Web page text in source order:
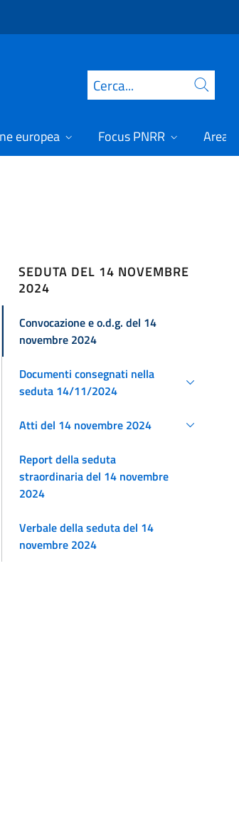
Cerca
europea Focus PNRR Area
SEDUTA DEL 14 NOVEMBRE
2024
Convocazione e o.d.g. del 14
novembre 2024
Documenti consegnati nella
seduta 14/11/2024
Atti del 14 novembre 2024
Report della seduta
straordinaria del 14 novembre
2024
Verbale della seduta del 14
novembre 2024